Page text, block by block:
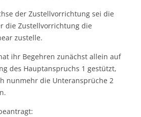
der Zustellvorrichtung sei die
die Zustellvorrichtung die
zustelle.
ihr Begehren zunächst allein auf
des Hauptanspruchs 1 gestützt,
nunmehr die Unteransprüche 2